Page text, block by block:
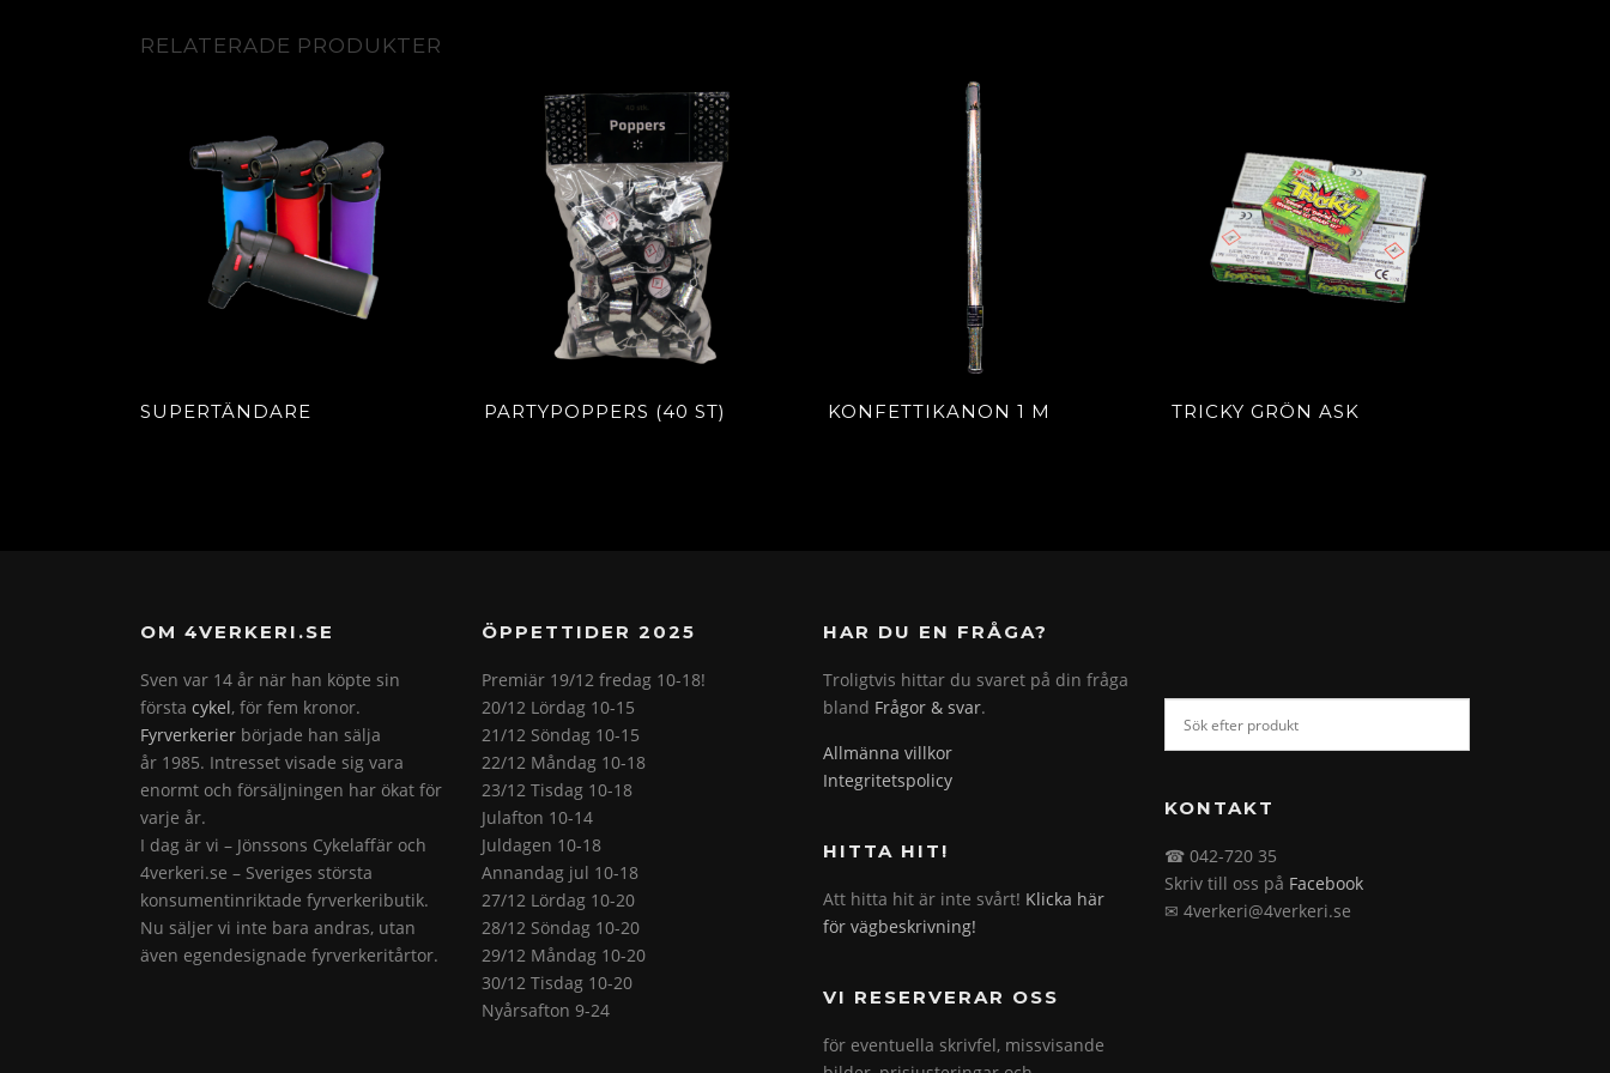
RELATERADE PRODUKTER
SUPERTÄNDARE PARTYPOPPERS (40 ST) KONFETTIKANON 1 M TRICKY GRÖN ASK
OM 4VERKERI.SE
Sven var 14 år när han köpte sin
första cykel, för fem kronor.
Fyrverkerier började han sälja
år 1985. Intresset visade sig vara
enormt och försäljningen har ökat för
varje år.
I dag är vi – Jönssons Cykelaffär och
4verkeri.se – Sveriges största
konsumentinriktade fyrverkeributik.
Nu säljer vi inte bara andras, utan
även egendesignade fyrverkeritårtor.
ÖPPETTIDER 2025
Premiär 19/12 fredag 10-18!
20/12 Lördag 10-15
21/12 Söndag 10-15
22/12 Måndag 10-18
23/12 Tisdag 10-18
Julafton 10-14
Juldagen 10-18
Annandag jul 10-18
27/12 Lördag 10-20
28/12 Söndag 10-20
29/12 Måndag 10-20
30/12 Tisdag 10-20
Nyårsafton 9-24
HAR DU EN FRÅGA?
Troligtvis hittar du svaret på din fråga
bland Frågor & svar.
Allmänna villkor
Integritetspolicy
HITTA HIT!
Att hitta hit är inte svårt! Klicka här
för vägbeskrivning!
VI RESERVERAR OSS
för eventuella skrivfel, missvisande
KONTAKT
☎ 042-720 35
Skriv till oss på Facebook
✉ 4verkeri@4verkeri.se